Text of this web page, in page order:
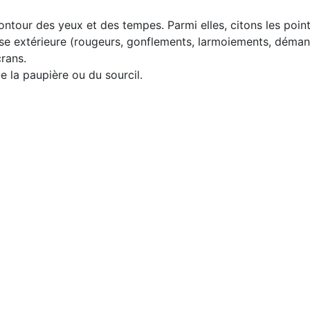
des yeux et des tempes. Parmi elles, citons les
extérieure (rougeurs, gonflements, larmoiements,
la paupière ou du sourcil.